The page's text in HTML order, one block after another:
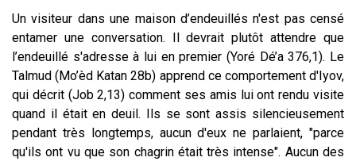
Un visiteur dans une maison d’endeuillés n'est pas censé
entamer une conversation. Il devrait plutôt attendre que
l’endeuillé s'adresse à lui en premier (Yoré Dé’a 376,1). Le
Talmud (Mo’èd Katan 28b) apprend ce comportement d'Iyov,
qui décrit (Job 2,13) comment ses amis lui ont rendu visite
quand il était en deuil. Ils se sont assis silencieusement
pendant très longtemps, aucun d'eux ne parlaient, "parce
qu'ils ont vu que son chagrin était très intense". Aucun des